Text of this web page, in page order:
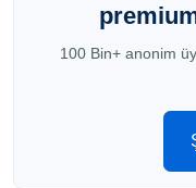
100 Bin+ anonim